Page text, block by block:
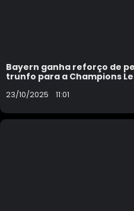
Bayern ganha reforço de
trunfo para a Champions
23/10/2025 11:01